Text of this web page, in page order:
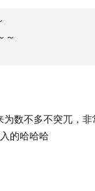
～
数不多不突兀，
的哈哈哈